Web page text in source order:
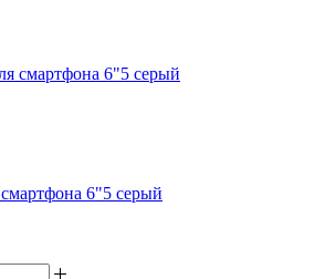
6"5 серый